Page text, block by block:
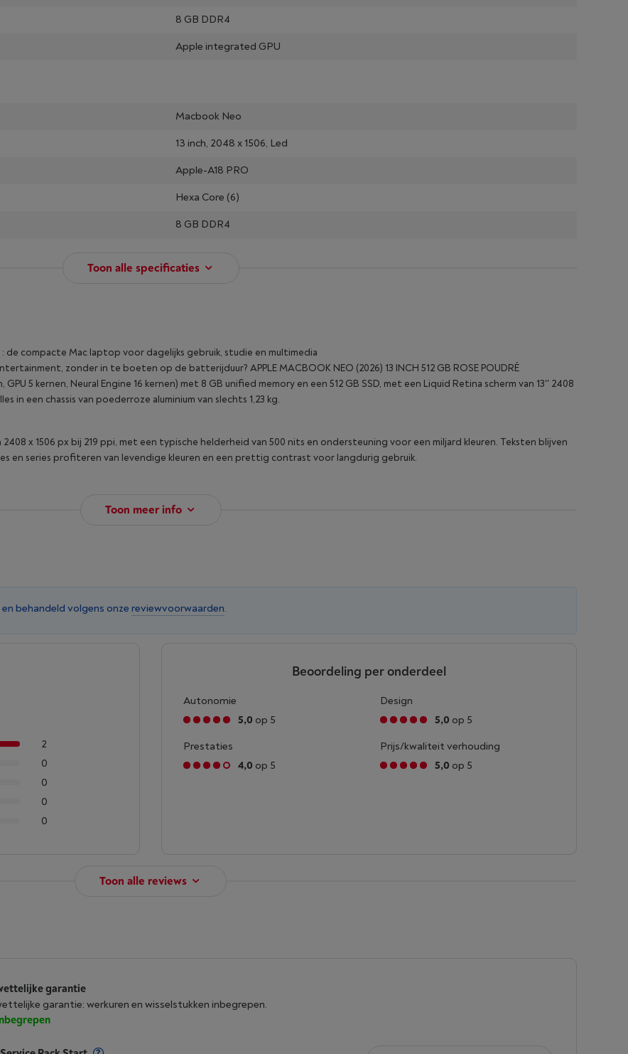
8 GB DDR4
Apple integrated GPU
Macbook Neo
13 inch, 2048 x 1506, Led
Apple-A18 PRO
Hexa Core (6)
8 GB DDR4
Toon alle specificaties
: de compacte Mac laptop voor dagelijks gebruik, studie en multimedia
zonder in te boeten op de batterijduur? APPLE MACBOOK NEO (2026) 13 INCH 512 GB ROSE POUDRÉ
5 kernen, Neural Engine 16 kernen) met 8 GB unified memory en een 512 GB SSD, met een Liquid Retina scherm van 13'' 2408
in een chassis van poederroze aluminium van slechts 1,23 kg.
x 1506 px bij 219 ppi, met een typische helderheid van 500 nits en ondersteuning voor een miljard kleuren. Teksten blijven
series profiteren van levendige kleuren en een prettig contrast voor langdurig gebruik.
Toon meer info
behandeld volgens onze reviewvoorwaarden.
2
0
0
0
0
Beoordeling per onderdeel
Autonomie
5,0 op 5
Design
5,0 op 5
Prestaties
4,0 op 5
Prijs/kwaliteit verhouding
5,0 op 5
Toon alle reviews
garantie
garantie: werkuren en wisselstukken inbegrepen.